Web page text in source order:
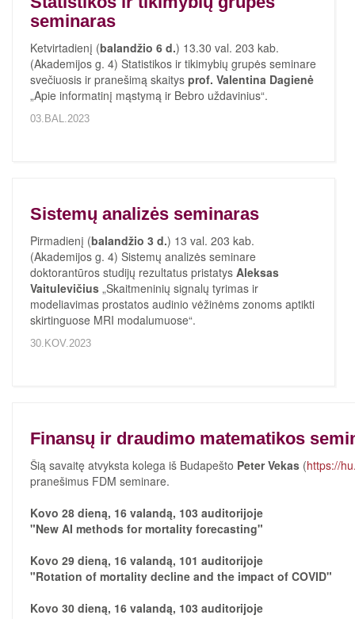
seminaras
Ketvirtadienį (balandžio 6 d.) 13.30 val. 203 kab.
(Akademijos g. 4) Statistikos ir tikimybių grupės seminare
svečiuosis ir pranešimą skaitys prof. Valentina Dagienė
„Apie informatinį mąstymą ir Bebro uždavinius“.
03.BAL.2023
Sistemų analizės seminaras
Pirmadienį (balandžio 3 d.) 13 val. 203 kab.
(Akademijos g. 4) Sistemų analizės seminare
doktorantūros studijų rezultatus pristatys Aleksas
Vaitulevičius „Skaitmeninių signalų tyrimas ir
modeliavimas prostatos audinio vėžinėms zonoms aptikti
skirtinguose MRI modalumuose“.
30.KOV.2023
Finansų ir draudimo matematikos
Šią savaitę atvyksta kolega iš Budapešto Peter Vekas (https://
pranešimus FDM seminare.
Kovo 28 dieną, 16 valandą, 103 auditorijoje
"New AI methods for mortality forecasting"
Kovo 29 dieną, 16 valandą, 101 auditorijoje
"Rotation of mortality decline and the impact of COVID"
Kovo 30 dieną, 16 valandą, 103 auditorijoje